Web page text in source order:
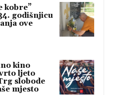
kobre”
godišnjicu
ove
kino
ljeto
slobode
mjesto